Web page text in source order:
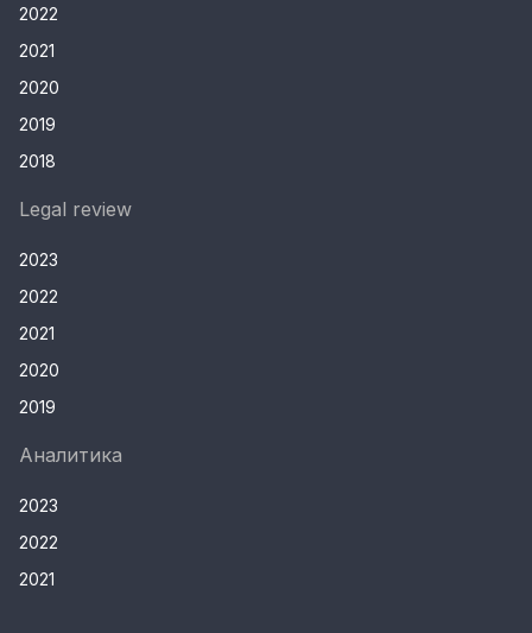
2022
2021
2020
2019
2018
Legal review
2023
2022
2021
2020
2019
Аналитика
2023
2022
2021